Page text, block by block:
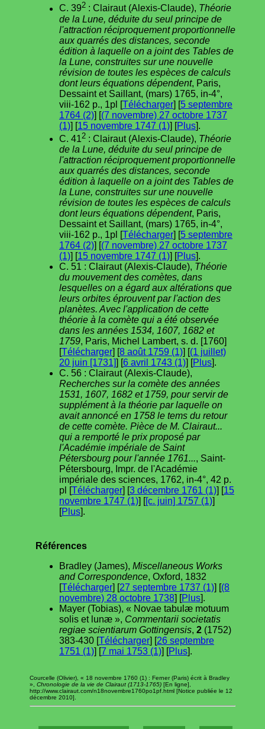
C. 392 : Clairaut (Alexis-Claude), Théorie
de la Lune, déduite du seul principe de
l'attraction réciproquement proportionnelle
aux quarrés des distances, seconde
édition à laquelle on a joint des Tables de
la Lune, construites sur une nouvelle
révision de toutes les espèces de calculs
dont leurs équations dépendent, Paris,
Dessaint et Saillant, (mars) 1765, in-4°,
viii-162 p., 1pl [Télécharger] [5 septembre
1764 (2)] [(7 novembre) 27 octobre 1737
(1)] [15 novembre 1747 (1)] [Plus].
C. 412 : Clairaut (Alexis-Claude), Théorie
de la Lune, déduite du seul principe de
l'attraction réciproquement proportionnelle
aux quarrés des distances, seconde
édition à laquelle on a joint des Tables de
la Lune, construites sur une nouvelle
révision de toutes les espèces de calculs
dont leurs équations dépendent, Paris,
Dessaint et Saillant, (mars) 1765, in-4°,
viii-162 p., 1pl [Télécharger] [5 septembre
1764 (2)] [(7 novembre) 27 octobre 1737
(1)] [15 novembre 1747 (1)] [Plus].
C. 51 : Clairaut (Alexis-Claude), Théorie
du mouvement des comètes, dans
lesquelles on a égard aux altérations que
leurs orbites éprouvent par l'action des
planètes. Avec l'application de cette
théorie à la comète qui a été observée
dans les années 1534, 1607, 1682 et
1759, Paris, Michel Lambert, s. d. [1760]
[Télécharger] [8 août 1759 (1)] [(1 juillet)
20 juin [1731]] [6 avril 1743 (1)] [Plus].
C. 56 : Clairaut (Alexis-Claude),
Recherches sur la comète des années
1531, 1607, 1682 et 1759, pour servir de
supplément à la théorie par laquelle on
avait annoncé en 1758 le tems du retour
de cette comète. Pièce de M. Clairaut...
qui a remporté le prix proposé par
l'Académie impériale de Saint
Pétersbourg pour l'année 1761..., Saint-
Pétersbourg, Impr. de l'Académie
impériale des sciences, 1762, in-4°, 42 p.
pl [Télécharger] [3 décembre 1761 (1)] [15
novembre 1747 (1)] [[c. juin] 1757 (1)]
[Plus].
Références
Bradley (James), Miscellaneous Works
and Correspondence, Oxford, 1832
[Télécharger] [27 septembre 1737 (1)] [(8
novembre) 28 octobre 1738] [Plus].
Mayer (Tobias), « Novae tabulæ motuum
solis et lunæ », Commentarii societatis
regiae scientiarum Gottingensis, 2 (1752)
383-430 [Télécharger] [26 septembre
1751 (1)] [7 mai 1753 (1)] [Plus].
Courcelle (Olivier), « 18 novembre 1760 (1) : Ferner (Paris) écrit à Bradley
», Chronologie de la vie de Clairaut (1713-1765) [En ligne],
http://www.clairaut.com/n18novembre1760po1pf.html [Notice publiée le 12
décembre 2010].